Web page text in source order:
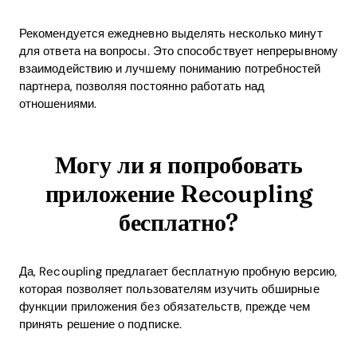
Рекомендуется ежедневно выделять несколько минут
для ответа на вопросы. Это способствует непрерывному
взаимодействию и лучшему пониманию потребностей
партнера, позволяя постоянно работать над
отношениями.
Могу ли я попробовать
приложение Recoupling
бесплатно?
Да, Recoupling предлагает бесплатную пробную версию,
которая позволяет пользователям изучить обширные
функции приложения без обязательств, прежде чем
принять решение о подписке.